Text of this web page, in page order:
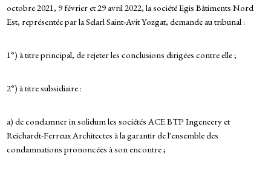
octobre 2021, 9 février et 29 avril 2022, la société Egis Bâtiments Nord
Est, représentée par la Selarl Saint-Avit Yozgat, demande au tribunal :
1°) à titre principal, de rejeter les conclusions dirigées contre elle ;
2°) à titre subsidiaire :
a) de condamner in solidum les sociétés ACE BTP Ingeneery et
Reichardt-Ferreux Architectes à la garantir de l'ensemble des
condamnations prononcées à son encontre ;